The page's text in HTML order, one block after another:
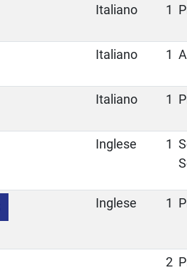
Italiano 1
Italiano 1
Italiano 1
Inglese 1
Inglese 1
2